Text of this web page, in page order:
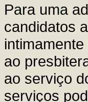
Para uma
candidatos
ao
ao serviço
serviços